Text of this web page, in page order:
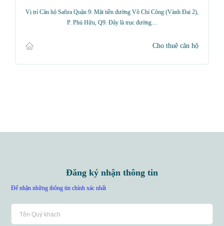
Vị trí Căn hộ Safira Quận 9: Mặt tiền đường Võ Chí Công (Vành Đai 2),
P. Phú Hữu, Q9. Đây là trục đường…
Cho thuê căn hộ
Đăng ký nhận thông tin
Để nhận những thông tin chính xác nhất